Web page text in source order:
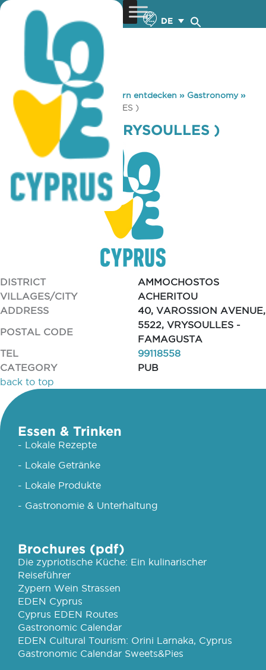
DE
You are here: Home »Zypern entdecken » Gastronomy»
TRISTAR PUB ( VRYSOULLES )
TRISTAR PUB ( VRYSOULLES )
DISTRICT
AMMOCHOSTOS
VILLAGES/CITY
ACHERITOU
ADDRESS
40, VAROSSION AVENUE,
POSTAL CODE
5522, VRYSOULLES -
FAMAGUSTA
TEL
99118558
CATEGORY
PUB
back to top
Essen & Trinken
- Lokale Rezepte
- Lokale Getränke
- Lokale Produkte
- Gastronomie & Unterhaltung
Brochures (pdf)
Die zypriotische Küche: Ein kulinarischer
Reiseführer
Zypern Wein Strassen
EDEN Cyprus
Cyprus EDEN Routes
Gastronomic Calendar
EDEN Cultural Tourism: Orini Larnaka, Cyprus
Gastronomic Calendar Sweets&Pies